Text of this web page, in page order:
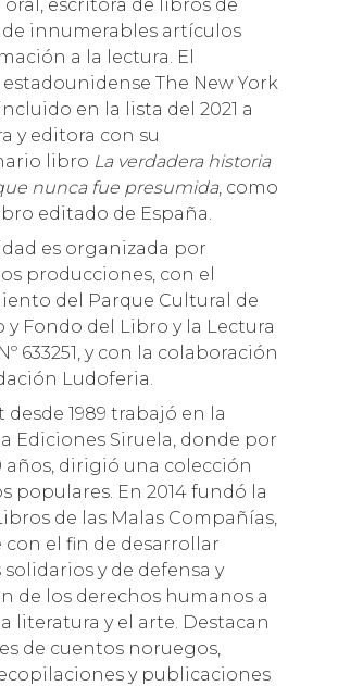
oral, escritora de libros de
de innumerables artículos
a la lectura. El
The New York
en la lista del 2021 a
y editora con su
libro La verdadera historia
nunca fue presumida, como
editado de España.
es organizada por
producciones, con el
del Parque Cultural de
y Fondo del Libro y la Lectura
633251, y con la colaboración
Ludoferia.
desde 1989 trabajó en la
Ediciones Siruela, donde por
años, dirigió una colección
populares. En 2014 fundó la
de las Malas Compañías,
con el fin de desarrollar
y de defensa y
de los derechos humanos a
literatura y el arte. Destacan
de cuentos noruegos,
y publicaciones